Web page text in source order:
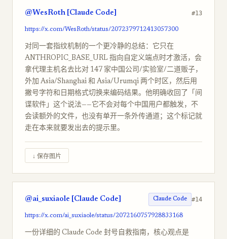
@WesRoth [Claude Code] #13
https://x.com/WesRoth/status/2072379712413057300
对同一套指纹机制的一个更冷静的总结：它只在
ANTHROPIC_BASE_URL 指向自定义端点时才激活，会
拿代理主机名去比对 147 家中国公司/实验室/二道贩子，
外加 Asia/Shanghai 和 Asia/Urumqi 两个时区，然后用
撇号字符和日期格式切换来编码结果。他明确收回了「间
谍软件」这个说法——它不会对每个中国用户都触发，不
会读额外的文件，也没有单开一条外传通道；这个标记就
走在本来就要发出去的提示里。
↓ 保存图片
@ai_suxiaole [Claude Code] Claude Code #14
https://x.com/ai_suxiaole/status/2072160757928833168
一份详细的 Claude Code 封号自救指南，核心观点是